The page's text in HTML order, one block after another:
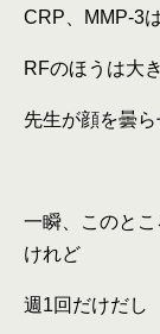
CRP MMP-3
RFのほうは大
先生が顔を曇
一瞬、このと
けれど
週 1回だけだし